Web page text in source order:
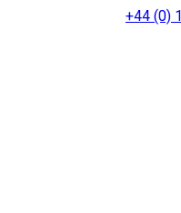
+44 (0)